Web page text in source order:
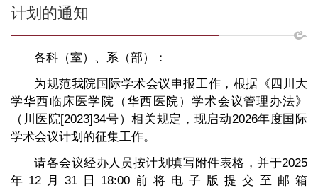
计划的通知
各科（室）、系（部）：
为规范我院国际学术会议申报工作，根据《四川大
学华西临床医学院（华西医院）学术会议管理办法》
（川医院[2023]34号）相关规定，现启动2026年度国际
学术会议计划的征集工作。
请各会议经办人员按计划填写附件表格，并于2025
年12月31日18:00前将电子版提交至邮箱